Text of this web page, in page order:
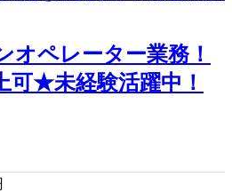
オペレーター業務！
可★未経験活躍中！